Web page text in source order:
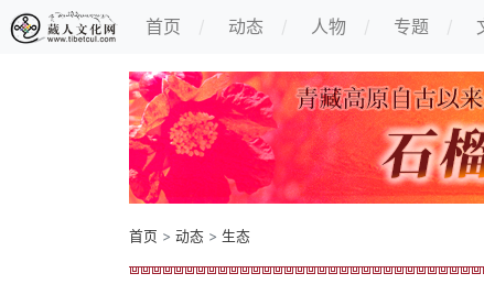
首页 动态 人物 专题
首页 > 动态 > 生态